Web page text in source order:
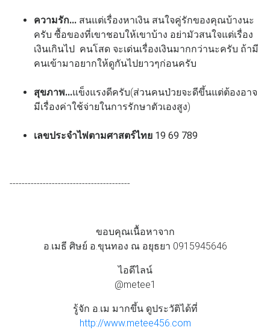
ความรัก... สนแต่เรื่องหาเงิน สนใจคู่รักของคุณบ้างนะ
ครับ ซื้อของที่เขาชอบให้เขาบ้าง อย่ามัวสนใจแต่เรื่อง
เงินเกินไป คนโสด จะเด่นเรื่องเงินมากกว่านะครับ ถ้ามี
คนเข้ามาอยากให้ดูกันไปยาวๆก่อนครับ
สุขภาพ...แข็งแรงดีครับ(ส่วนคนป่วยจะดีขึ้นแต่ต้องอาจ
มีเรื่องค่าใช้จ่ายในการรักษาตัวเองสูง)
เลขประจำไพ่ตามศาสตร์ไทย 19 69 789
----------------------------------------
ขอบคุณเนื้อหาจาก
อ.เมธี ศิษย์ อ.ขุนทอง ณ อยุธยา 0915945646
ไอดีไลน์
@metee1
รู้จัก อ.เม มากขึ้น ดูประวัติได้ที่
http://www.metee456.com